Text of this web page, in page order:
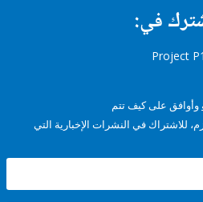
في:
كيف تتم
في النشرات الإخبارية التي